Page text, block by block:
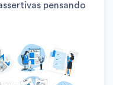
pensando